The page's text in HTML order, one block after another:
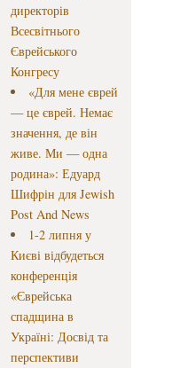
директорів
Всесвітнього
Єврейського
Конгресу
«Для мене єврей
— це єврей. Немає
значення, де він
живе. Ми — одна
родина»: Едуард
Шифрін для Jewish
Post And News
1-2 липня у
Києві відбудеться
конференція
«Єврейська
спадщина в
Україні: Досвід та
перспективи